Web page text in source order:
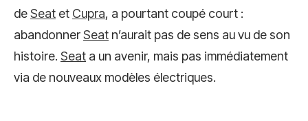
deSeat et Cupra, a pourtant coupé court :
abandonnerSeat n’aurait pas de sens au vu de son
histoire. Seat a un avenir, mais pas immédiatement
via de nouveaux modèles électriques.